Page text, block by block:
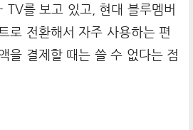
TV를 보고 있고, 현대 블루멤버
로 전환해서 자주 사용하는 편
을 결제할 때는 쓸 수 없다는 점